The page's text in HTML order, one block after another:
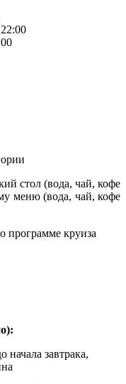
стол (вода, чай, кофе
меню (вода, чай, кофе
программе круиза
начала завтрака,